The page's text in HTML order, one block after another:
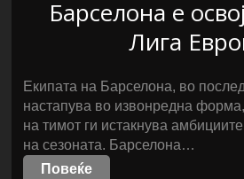
Барселона е
Лига
Екипата на Барселона, во
настапува во извонредна
на тимот ги истакнува
на сезоната. Барселона…
Повеќе